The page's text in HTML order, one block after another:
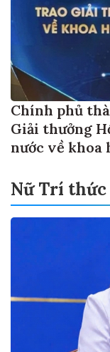
Chính phủ
Giải thưởng
nước về khoa
Nữ Trí thức